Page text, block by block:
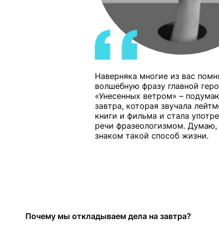
Наверняка многие из вас
волшебную фразу главной
«Унесенных ветром» –
завтра, которая звучала
книги и фильма и стала
речи фразеологизмом.
знаком такой способ жизни.
Почему мы откладываем дела на завтра?